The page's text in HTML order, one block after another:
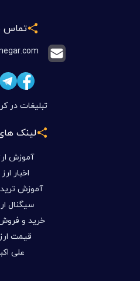
تماس
تبلیغات در
لینک
آموزش
اخبار
آموزش
سیگنال
خرید و
قیمت
علی